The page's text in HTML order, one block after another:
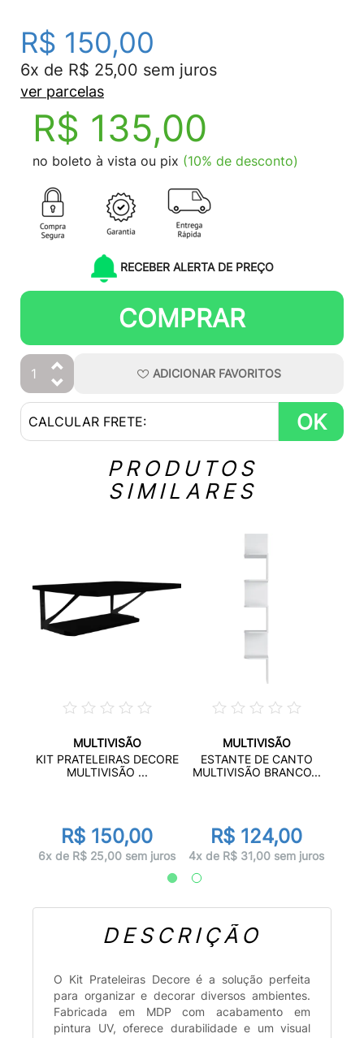
R$ 150,00
6x de R$ 25,00 sem juros
ver parcelas
R$ 135,00
no boleto à vista ou pix (10% de desconto)
RECEBER ALERTA DE PREÇO
COMPRAR
ADICIONAR FAVORITOS
OK
PRODUTOS
SIMILARES
MULTIVISÃO
KIT PRATELEIRAS DECORE
MULTIVISÃO ...
R$ 150,00
6x de R$ 25,00 sem juros
MULTIVISÃO
ESTANTE DE CANTO
MULTIVISÃO BRANCO...
R$ 124,00
4x de R$ 31,00 sem juros
DESCRIÇÃO
O Kit Prateleiras Decore é a solução perfeita
para organizar e decorar diversos ambientes.
Fabricada em MDP com acabamento em
pintura UV, oferece durabilidade e um visual